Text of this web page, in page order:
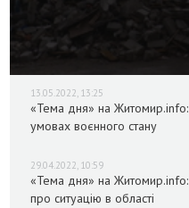
13.05.2022, 13:25
«Тема дня» на Житомир.info:
умовах воєнного стану
29.04.2022, 10:59
«Тема дня» на Житомир.info:
про ситуацію в області